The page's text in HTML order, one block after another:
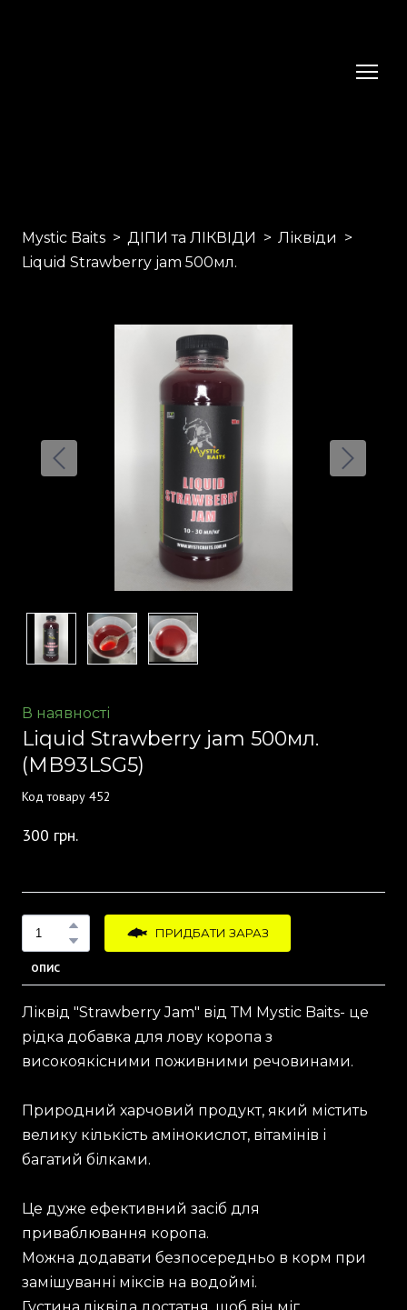
Mystic Baits ДІПИ та ЛІКВІДИ
Ліквіди
Liquid Strawberry jam 500мл.
В наявності
Liquid Strawberry jam 500мл.
(MB93LSG5)
Код товару 452
300 грн.
ПРИДБАТИ ЗАРАЗ
ОПИС
Ліквід "Strawberry Jam" від ТМ Mystic Baits- це
рідка добавка для лову коропа з
високоякісними поживними речовинами.
Природний харчовий продукт, який містить
велику кількість амінокислот, вітамінів і
багатий білками.
Це дуже ефективний засіб для
приваблювання коропа.
Можна додавати безпосередньо в корм при
замішуванні міксів на водоймі.